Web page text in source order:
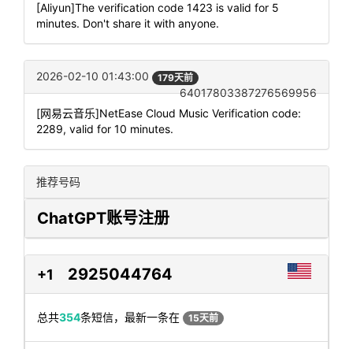
[Aliyun]The verification code 1423 is valid for 5
minutes. Don't share it with anyone.
2026-02-10 01:43:00 179天前
64017803387276569956
[网易云音乐]NetEase Cloud Music Verification code:
2289, valid for 10 minutes.
推荐号码
ChatGPT账号注册
+1 2925044764
总共354条短信，最新一条在 15天前